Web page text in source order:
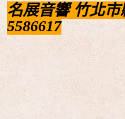
名展音響竹北
5586617